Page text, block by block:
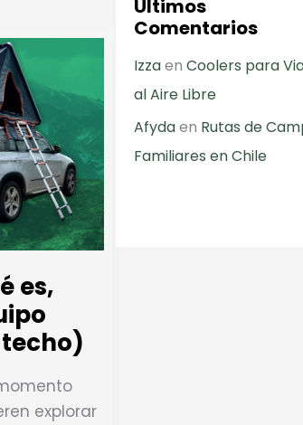
es,
explorar
Últimos
Comentarios
Izzaen Coolers para
al Aire Libre
Afydaen Rutas de
Familiares en Chile